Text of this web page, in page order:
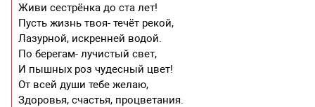
Живи сестрёнка до ста лет!
Пусть жизнь твоя- течёт рекой,
Лазурной, искренней водой.
По берегам- лучистый свет,
И пышных роз чудесный цвет!
От всей души тебе желаю,
Здоровья, счастья, процветания.